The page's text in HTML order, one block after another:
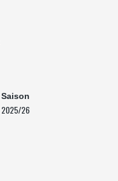
Saison
2025/26